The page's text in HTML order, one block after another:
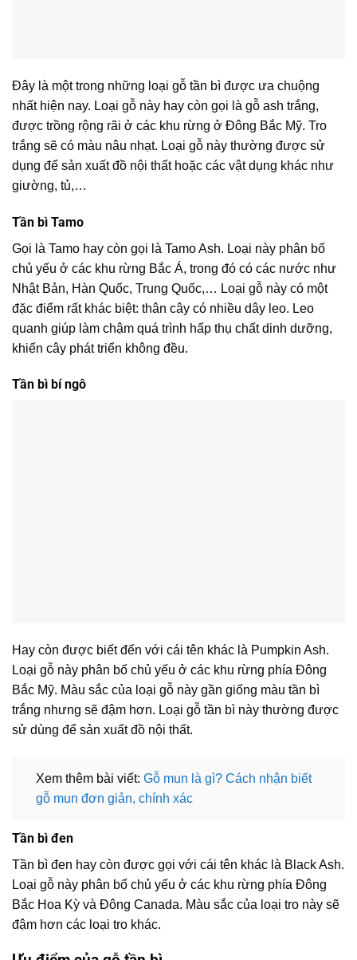
Đây là một trong những loại gỗ tần bì được ưa chuộng
nhất hiện nay. Loại gỗ này hay còn gọi là gỗ ash trắng,
được trồng rộng rãi ở các khu rừng ở Đông Bắc Mỹ. Tro
trắng sẽ có màu nâu nhạt. Loại gỗ này thường được sử
dụng để sản xuất đồ nội thất hoặc các vật dụng khác như
giường, tủ,…
Tần bì Tamo
Gọi là Tamo hay còn gọi là Tamo Ash. Loại này phân bố
chủ yếu ở các khu rừng Bắc Á, trong đó có các nước như
Nhật Bản, Hàn Quốc, Trung Quốc,… Loại gỗ này có một
đặc điểm rất khác biệt: thân cây có nhiều dây leo. Leo
quanh giúp làm chậm quá trình hấp thụ chất dinh dưỡng,
khiến cây phát triển không đều.
Tần bì bí ngô
Hay còn được biết đến với cái tên khác là Pumpkin Ash.
Loại gỗ này phân bố chủ yếu ở các khu rừng phía Đông
Bắc Mỹ. Màu sắc của loại gỗ này gần giống màu tần bì
trắng nhưng sẽ đậm hơn. Loại gỗ tần bì này thường được
sử dùng để sản xuất đồ nội thất.
Xem thêm bài viết: Gỗ mun là gì? Cách nhận biết
gỗ mun đơn giản, chính xác
Tần bì đen
Tần bì đen hay còn được gọi với cái tên khác là Black Ash.
Loại gỗ này phân bố chủ yếu ở các khu rừng phía Đông
Bắc Hoa Kỳ và Đông Canada. Màu sắc của loại tro này sẽ
đậm hơn các loại tro khác.